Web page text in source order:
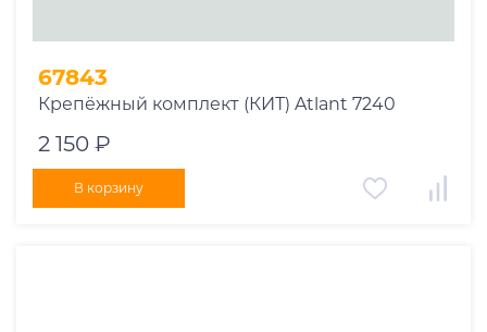
67843
Крепёжный комплект (КИТ) Atlant 7240
2 150 ₽
В корзину